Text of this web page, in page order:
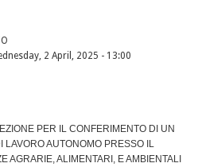
2 April, 2025 - 13:00
PER IL CONFERIMENTO DI UN
LAVORO AUTONOMO PRESSO IL
AGRARIE, ALIMENTARI, E AMBIENTALI